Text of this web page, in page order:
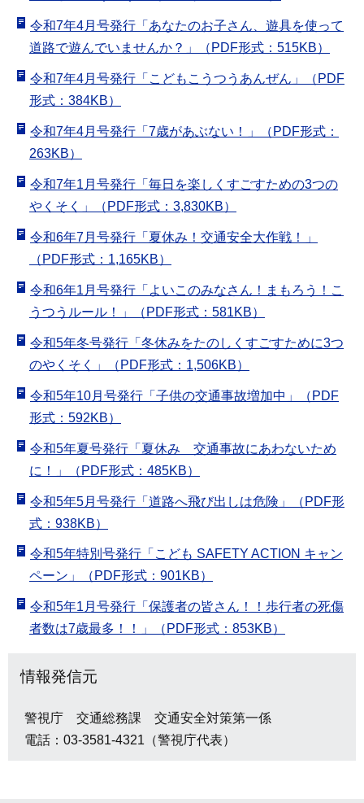
令和7年4月号発行「あなたのお子さん、遊具を使って
道路で遊んでいませんか？」（PDF形式：515KB）
令和7年4月号発行「こどもこうつうあんぜん」（PDF
形式：384KB）
令和7年4月号発行「7歳があぶない！」（PDF形式：
263KB）
令和7年1月号発行「毎日を楽しくすごすための3つの
やくそく」（PDF形式：3,830KB）
令和6年7月号発行「夏休み！交通安全大作戦！」
（PDF形式：1,165KB）
令和6年1月号発行「よいこのみなさん！まもろう！こ
うつうルール！」（PDF形式：581KB）
令和5年冬号発行「冬休みをたのしくすごすために3つ
のやくそく」（PDF形式：1,506KB）
令和5年10月号発行「子供の交通事故増加中」（PDF
形式：592KB）
令和5年夏号発行「夏休み 交通事故にあわないため
に！」（PDF形式：485KB）
令和5年5月号発行「道路へ飛び出しは危険」（PDF形
式：938KB）
令和5年特別号発行「こども SAFETY ACTION キャン
ペーン」（PDF形式：901KB）
令和5年1月号発行「保護者の皆さん！！歩行者の死傷
者数は7歳最多！！」（PDF形式：853KB）
情報発信元
警視庁 交通総務課 交通安全対策第一係
電話：03-3581-4321（警視庁代表）